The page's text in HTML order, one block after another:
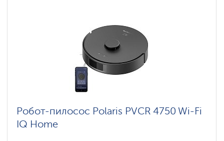
Робот-пилосос Polaris PVCR 4750 Wi-Fi
IQ Home